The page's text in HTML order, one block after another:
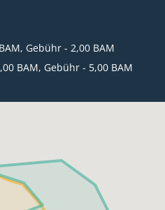
Gebühr - 2,00 BAM
BAM, Gebühr - 5,00 BAM